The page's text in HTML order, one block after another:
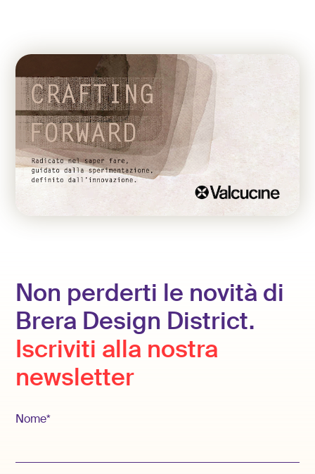
Non perderti le novità di
Brera Design District.
Iscriviti alla nostra
newsletter
Nome*